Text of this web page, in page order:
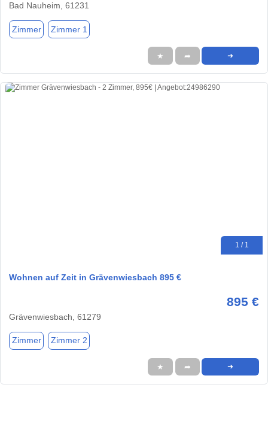
Bad Nauheim, 61231
Zimmer Zimmer 1
★ ➦ ➜
1 / 1
Wohnen auf Zeit in Grävenwiesbach 895 €
895 €
Grävenwiesbach, 61279
Zimmer Zimmer 2
★ ➦ ➜